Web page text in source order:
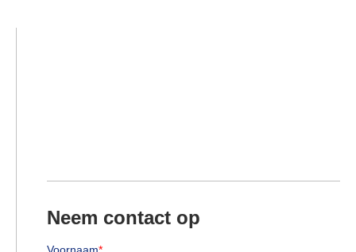
Neem contact op